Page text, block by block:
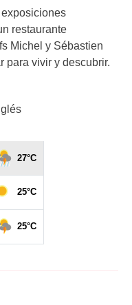
restaurante
Michel y Sébastien
para vivir y descubrir.